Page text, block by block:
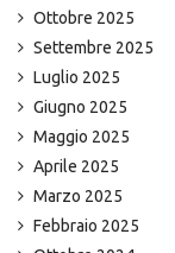
Ottobre 2025
Settembre 2025
Luglio 2025
Giugno 2025
Maggio 2025
Aprile 2025
Marzo 2025
Febbraio 2025